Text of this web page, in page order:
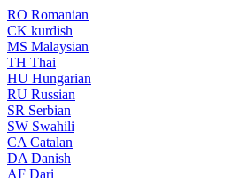
RO Romanian
CK kurdish
MS Malaysian
TH Thai
HU Hungarian
RU Russian
SR Serbian
SW Swahili
CA Catalan
DA Danish
AF Dari